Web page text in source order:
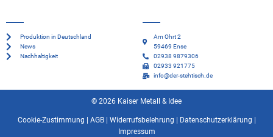
Produktion in Deutschland
News
Nachhaltigkeit
Am Ohrt 2
59469 Ense
02938 9879306
02933 921775
info@der-stehtisch.de
© 2026 Kaiser Metall & Idee
Cookie-Zustimmung AGB| Widerrufsbelehrung Datenschutzerklärung
Impressum